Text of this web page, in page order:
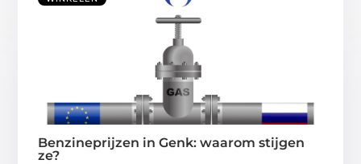
Benzineprijzen in Genk: waarom stijgen
ze?